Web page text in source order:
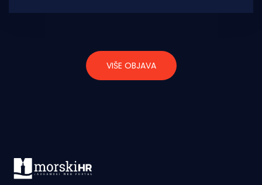
koronakarti, dijelovi Hrvatske
VIŠE OBJAVA